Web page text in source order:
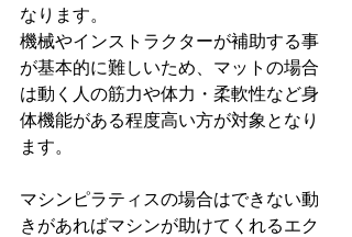
なります。
機械やインストラクターが補助する事
が基本的に難しいため、マットの場合
は動く人の筋力や体力・柔軟性など身
体機能がある程度高い方が対象となり
ます。
マシンピラティスの場合はできない動
きがあればマシンが助けてくれるエク